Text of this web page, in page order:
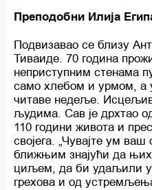
Преподобни Илија
Подвизавао се близу
Тиваиде. 70 година
неприступним стенама
само хлебом и урмом, а
читаве недеље.
људима. Сав је дрхтао
110 години живота и
својега. „Чувајте ум
ближњим знајући да
циљем, да би удаљили
грехова и од